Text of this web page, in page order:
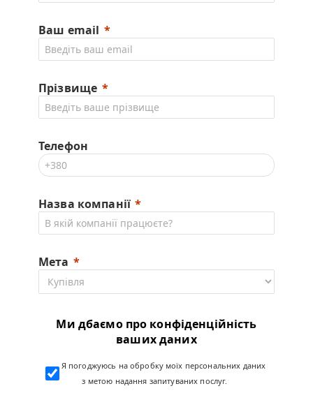
Ваш email
Прізвище
Телефон
Назва компанії
Мета
Ми дбаємо про конфіденційність
ваших даних
Я погоджуюсь на обробку моїх персональних даних
з метою надання запитуваних послуг.